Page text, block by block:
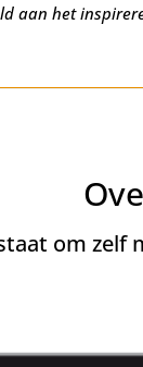
aan het
om